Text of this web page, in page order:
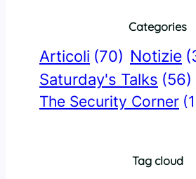
Categories
Articoli (70) Notizie
Saturday's Talks (56)
The Security Corner
Tag cloud